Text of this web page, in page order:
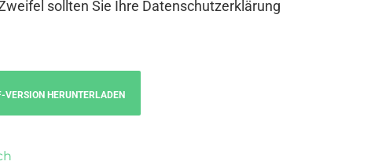
sollten Sie Ihre Datenschutzerklärung
VERSION HERUNTERLADEN